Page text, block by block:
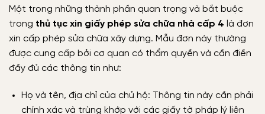
Một trong những thành phần quan trọng và bắt buộc
trong thủ tục xin giấy phép sửa chữa nhà cấp 4 là đơn
xin cấp phép sửa chữa xây dựng. Mẫu đơn này thường
được cung cấp bởi cơ quan có thẩm quyền và cần điền
đầy đủ các thông tin như:
Họ và tên, địa chỉ của chủ hộ: Thông tin này cần phải
chính xác và trùng khớp với các giấy tờ pháp lý liên